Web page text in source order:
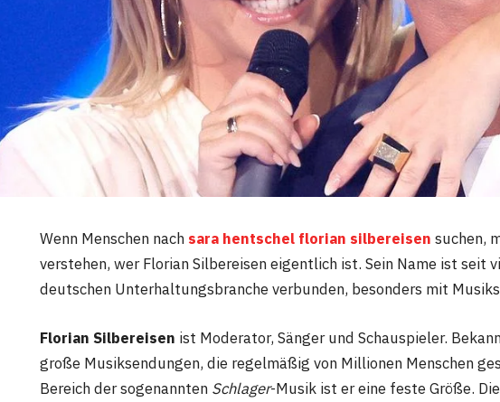
Wenn Menschen nach sara hentschel florian silbereisen suchen,
verstehen, wer Florian Silbereisen eigentlich ist. Sein Name ist seit
deutschen Unterhaltungsbranche verbunden, besonders mit
Florian Silbereisen ist Moderator, Sänger und Schauspieler.
große Musiksendungen, die regelmäßig von Millionen Menschen
Bereich der sogenannten Schlager-Musik ist er eine feste Größe.